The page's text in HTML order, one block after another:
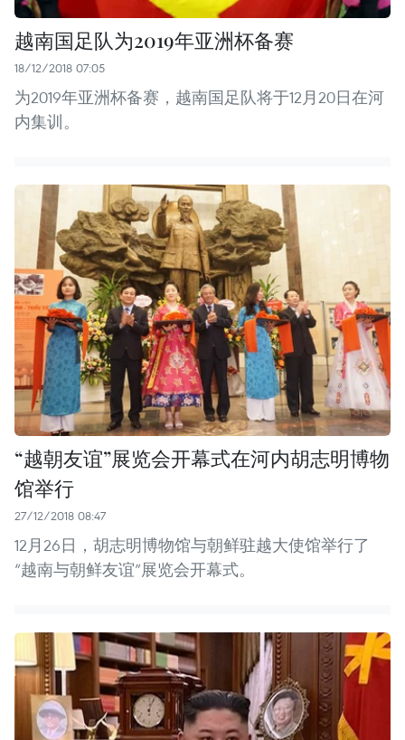
越南国足队为2019年亚洲杯备赛
18/12/2018 07:05
为2019年亚洲杯备赛，越南国足队将于12月20日在河
内集训。
“越朝友谊”展览会开幕式在河内胡志明博物
馆举行
27/12/2018 08:47
12月26日，胡志明博物馆与朝鲜驻越大使馆举行了
“越南与朝鲜友谊”展览会开幕式。